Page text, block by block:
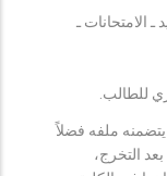
ـ الامتحانات ـ
للطالب.
ملفه فضلاً
التخرج،